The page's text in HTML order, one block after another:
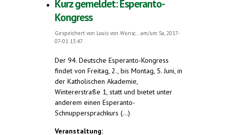
Kurz gemeldet: Esperanto-
Kongress
Gespeichert von Louis von Wunsc...
am/um Sa, 2017-
07-01 13:47
Der 94. Deutsche Esperanto-Kongress
findet von Freitag, 2., bis Montag, 5. Juni, in
der Katholischen Akademie,
Wintererstraße 1, statt und bietet unter
anderem einen Esperanto-
Schnuppersprachkurs (...)
Veranstaltung: